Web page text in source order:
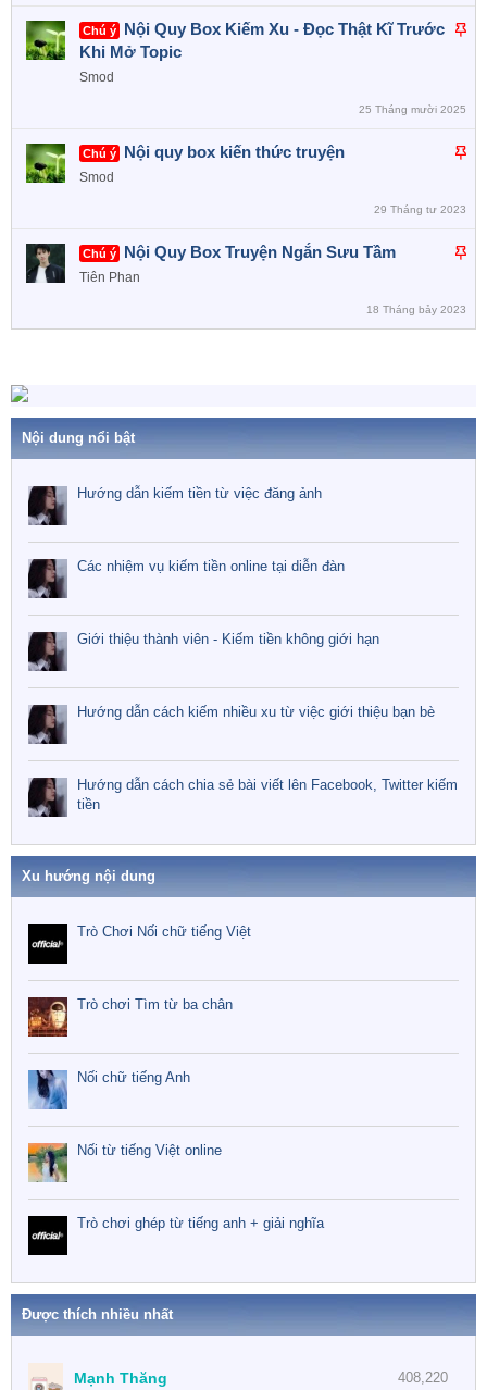
o
êD
n
Chú ý
Nội Quy Box Kiếm Xu - Đọc Thật Kĩ Trước
Khi Mở Topic
Smod
25 Tháng mười 2025
D
ê
o
Chú ý Nội quy box kiến thức truyện
Smod
29 Tháng tư 2023
D
Chú ý Nội Quy Box Truyện Ngắn Sưu Tầm
Tiên Phan
18 Tháng bảy 2023
Nội dung nổi bật
Hướng dẫn kiếm tiền từ việc đăng ảnh
Các nhiệm vụ kiếm tiền online tại diễn đàn
Giới thiệu thành viên - Kiếm tiền không giới hạn
Hướng dẫn cách kiếm nhiều xu từ việc giới thiệu bạn bè
Hướng dẫn cách chia sẻ bài viết lên Facebook, Twitter kiếm
tiền
Xu hướng nội dung
Trò Chơi Nối chữ tiếng Việt
Trò chơi Tìm từ ba chân
Nối chữ tiếng Anh
Nối từ tiếng Việt online
Trò chơi ghép từ tiếng anh + giải nghĩa
Được thích nhiều nhất
408,220
Mạnh Thăng